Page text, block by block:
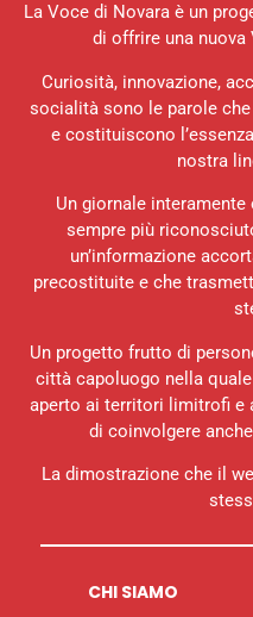
La Voce di Novara è un
di offrire una
Curiosità, innovazione,
socialità sono le parole
e costituiscono
nostra
Un giornale
sempre più
un’informazione
precostituite e che
Un progetto frutto di
città capoluogo nella
aperto ai territori limitrofi e
di coinvolgere
La dimostrazione che il
CHI SIAMO